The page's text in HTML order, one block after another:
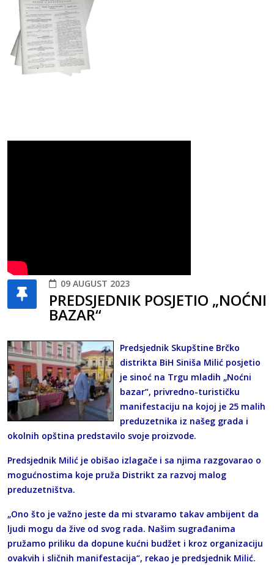
09 AUGUST 2023
PREDSJEDNIK POSJETIO „NOĆNI
BAZAR“
Predsjednik Skupštine Brčko
distrikta BiH Siniša Milić posjetio
je sinoć na Trgu mladih „Noćni
bazar“, privredno-turističku
manifestaciju na kojoj je 25 malih
preduzetnika iz našeg grada i
okolnih opština predstavilo svoje proizvode.
Predsjednik Milić je obišao izlagače i sa njima razgovarao o
mogućnostima koje pruža Distrikt za razvoj malog
preduzetništva.
„Ono što je važno jeste da mi stvaramo takav ambijent da
ljudi mogu da žive od svog rada. Našim sugrađanima
pružamo priliku da dopune kućni budžet i kroz organizaciju
ovakvih i sličnih manifestacija“, rekao je predsjednik Milić.